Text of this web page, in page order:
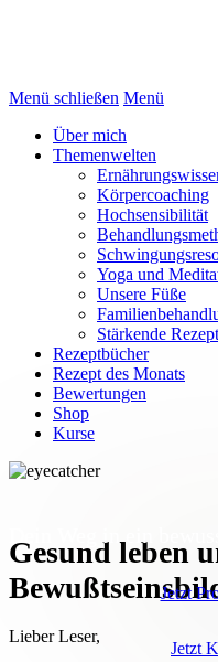
Menü schließen Menü
Über mich
Themenwelten
Körpercoaching
Hochsensibilität
Yoga und
Unsere Füße
Stärkende
Rezeptbücher
Rezept des Monats
Bewertungen
Shop
Kurse
Jetzt
Jetzt
Gesund leben
Lieber Leser,